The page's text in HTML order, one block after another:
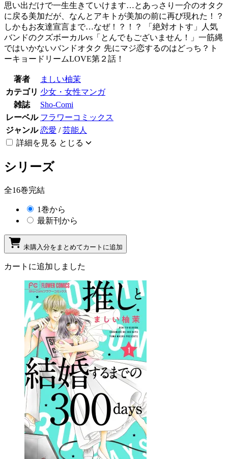
思い出だけで一生生きていけます…とあっさり一介のオタク
に戻る美加だが、なんとアキトが美加の前に再び現れた！？
しかもお友達宣言まで…なぜ！？！？ 「絶対オトす」人気
バンドのクズボーカルvs「とんでもございません！」一筋縄
ではいかないバンドオタク 先にマジ恋するのはどっち？ト
ーキョードリームLOVE第２話！
著者
ましい柚茉
カテゴリ 少女・女性マンガ
雑誌
Sho-Comi
レーベル フラワーコミックス
ジャンル 恋愛 /芸能人
詳細を見る とじる
シリーズ
全16巻完結
1巻から
最新刊から
未購入分をまとめてカートに追加
カートに追加しました